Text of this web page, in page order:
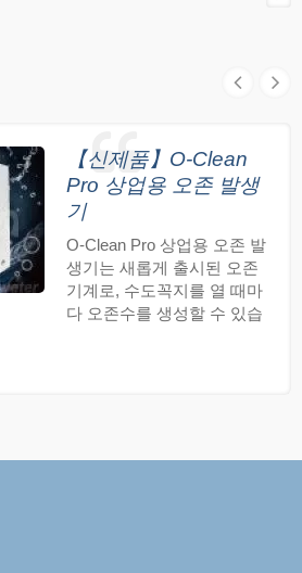
【신제품】O-Clean
Pro 상업용 오존 발생
기
O-Clean Pro 상업용 오존 발
생기는 새롭게 출시된 오존
기계로, 수도꼭지를 열 때마
다 오존수를 생성할 수 있습